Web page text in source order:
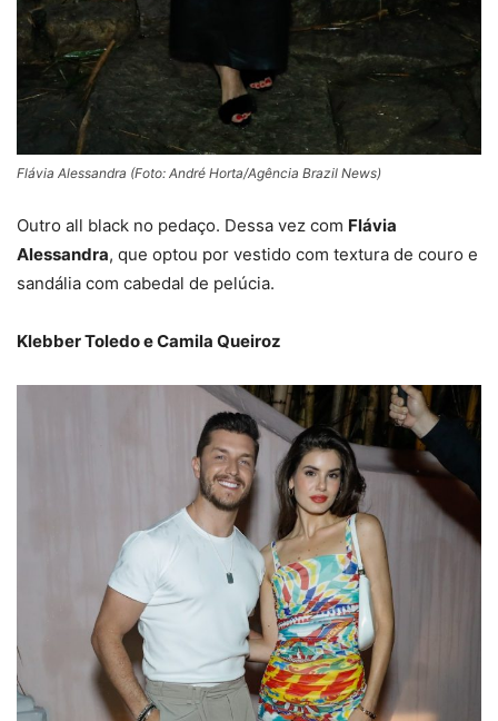
Flávia Alessandra (Foto: André Horta/Agência Brazil News)
Outro all black no pedaço. Dessa vez com Flávia
Alessandra, que optou por vestido com textura de couro e
sandália com cabedal de pelúcia.
Klebber Toledo e Camila Queiroz